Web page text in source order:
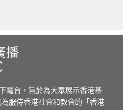
電台，旨於為大眾展示香港基
服侍香港社會和教會的「香港